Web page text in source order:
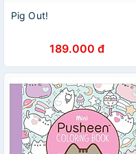
Pig Out!
189.000 đ